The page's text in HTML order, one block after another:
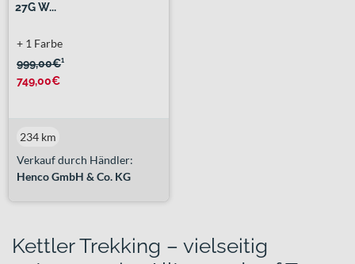
27G W...
999,00€¹
749,00€
+ 1 Farbe
Verkauf durch Händler:
Henco GmbH & Co. KG
234 km
Kettler Trekking – vielseitig